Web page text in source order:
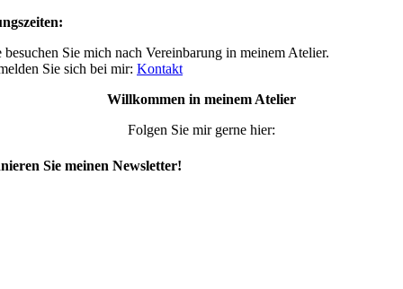
besuchen Sie mich nach Vereinbarung in meinem Atelier.
Sie sich bei mir: Kontakt
Willkommen in meinem Atelier
Folgen Sie mir gerne hier:
Sie meinen Newsletter!